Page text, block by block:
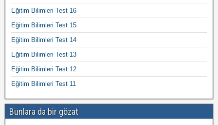
Eğitim Bilimleri Test 16
Eğitim Bilimleri Test 15
Eğitim Bilimleri Test 14
Eğitim Bilimleri Test 13
Eğitim Bilimleri Test 12
Eğitim Bilimleri Test 11
Bunlara da bir gözat